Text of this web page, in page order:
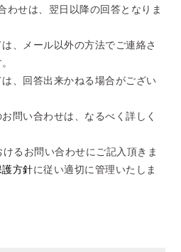
わせは、翌日以降の回答となりま
、メール以外の方法でご連絡さ
、回答出来かねる場合がござい
問い合わせは、なるべく詳しく
るお問い合わせにご記入頂きま
方針に従い適切に管理いたしま